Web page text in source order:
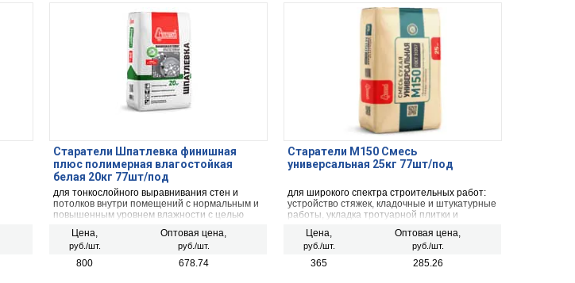
Старатели Шпатлевка финишная
плюс полимерная влагостойкая
белая 20кг 77шт/под
для тонкослойного выравнивания стен и
потолков внутри помещений с нормальным и
повышенным уровнем влажности с целью
поверхности под последующую окраску,
оклейку тонкими обоями и другие виды
декоративных покрытий.
Цена,
руб./шт.
Оптовая цена,
руб./шт.
800 678.74
Старатели М150 Смесь
универсальная 25кг 77шт/под
для широкого спектра строительных работ:
устройство стяжек, кладочные и штукатурные
работы, укладка тротуарной плитки и
железобетонных изделий, локальные
ремонтные работы.
Цена,
руб./шт.
Оптовая цена,
руб./шт.
365 285.26